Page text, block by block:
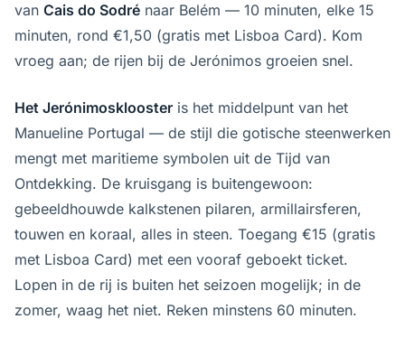
van Cais do Sodré naar Belém — 10 minuten, elke 15
minuten, rond €1,50 (gratis met Lisboa Card). Kom
vroeg aan; de rijen bij de Jerónimos groeien snel.
Het Jerónimosklooster is het middelpunt van het
Manueline Portugal — de stijl die gotische steenwerken
mengt met maritieme symbolen uit de Tijd van
Ontdekking. De kruisgang is buitengewoon:
gebeeldhouwde kalkstenen pilaren, armillairsferen,
touwen en koraal, alles in steen. Toegang €15 (gratis
met Lisboa Card) met een vooraf geboekt ticket.
Lopen in de rij is buiten het seizoen mogelijk; in de
zomer, waag het niet. Reken minstens 60 minuten.